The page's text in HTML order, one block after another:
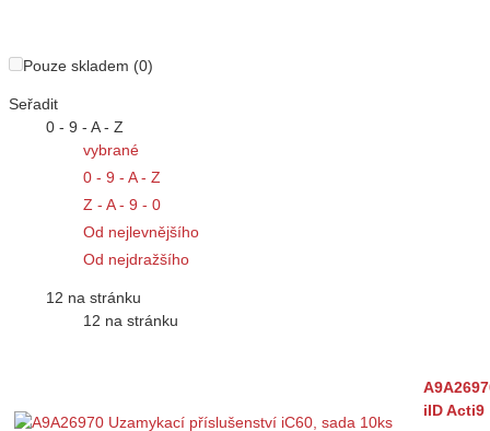
Pouze skladem (0)
Seřadit
0 - 9 - A - Z
vybrané
0 - 9 - A - Z
Z - A - 9 - 0
Od nejlevnějšího
Od nejdražšího
12 na stránku
12 na stránku
iID Acti9